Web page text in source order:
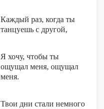
Каждый раз, когда ты
танцуешь с другой,
Я хочу, чтобы ты
ощущал меня, ощущал
меня.
Твои дни стали немного